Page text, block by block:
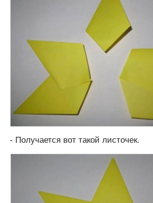
- Получается вот такой листочек.